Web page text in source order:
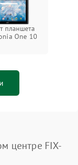
планшета
One 10
центре FIX-